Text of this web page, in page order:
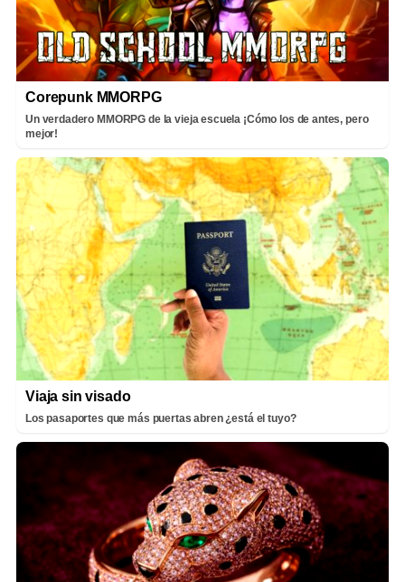
Corepunk MMORPG
Un verdadero MMORPG de la vieja escuela ¡Cómo los de antes, pero
mejor!
Viaja sin visado
Los pasaportes que más puertas abren ¿está el tuyo?